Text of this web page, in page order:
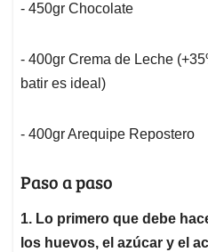
- 450gr Chocolate
- 400gr Crema de Leche
batir es ideal)
- 400gr Arequipe Repostero
Paso a paso
1. Lo primero que debe
los huevos, el azúcar y el